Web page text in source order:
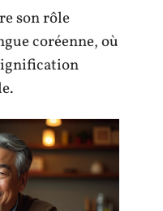
son rôle
coréenne, où